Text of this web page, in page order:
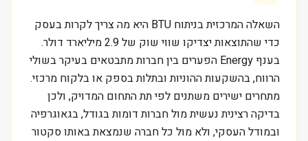
השאלה המרכזית בניתוח BTU היא מה צריך לקרות בעסק
כדי שהתוצאות יצדיקו שווי שוק של 2.9 מיליארד דולר.
בענף Energy הפערים בין חברות מתבטאים בעיקר בשולי
הרווח, בהשקעות ההוניות ובתלות בספק או בלקוח מרכזי.
מתחרים ישירים משתנים לפי תת התחום המדויק, ולכן
בדיקה רצינית נעשית מול חברות דומות בגודל, בגאוגרפיה
ובמודל העסקי, ולא מול כל חברה שנמצאת באותו סקטור